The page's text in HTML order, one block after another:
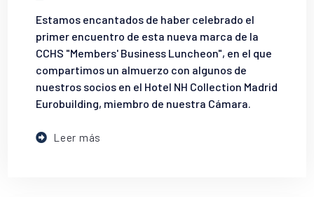
Estamos encantados de haber celebrado el
primer encuentro de esta nueva marca de la
CCHS "Members' Business Luncheon", en el que
compartimos un almuerzo con algunos de
nuestros socios en el Hotel NH Collection Madrid
Eurobuilding, miembro de nuestra Cámara.
Leer más